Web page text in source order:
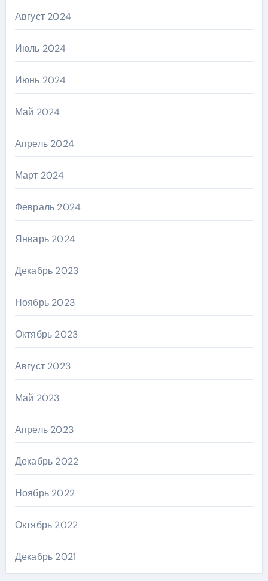
Август 2024
Июль 2024
Июнь 2024
Май 2024
Апрель 2024
Март 2024
Февраль 2024
Январь 2024
Декабрь 2023
Ноябрь 2023
Октябрь 2023
Август 2023
Май 2023
Апрель 2023
Декабрь 2022
Ноябрь 2022
Октябрь 2022
Декабрь 2021